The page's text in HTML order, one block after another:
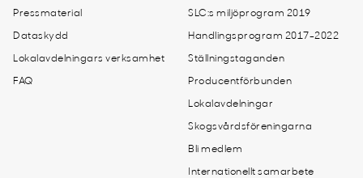
Pressmaterial
Dataskydd
Lokalavdelningars verksamhet
FAQ
SLC:s miljöprogram 2019
Handlingsprogram 2017-2022
Ställningstaganden
Producentförbunden
Lokalavdelningar
Skogsvårdsföreningarna
Bli medlem
Internationellt samarbete